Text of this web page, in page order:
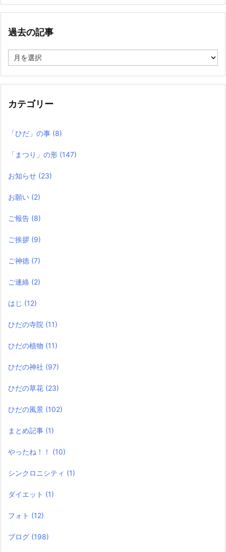
過去の記事
去
記
カテゴリー
「ひだ」の事 (8)
「まつり」の形 (147)
お知らせ (23)
お願い (2)
ご報告 (8)
ご挨拶 (9)
ご神徳 (7)
ご連絡 (2)
はじ (12)
ひだの寺院 (11)
ひだの植物 (11)
ひだの神社 (97)
ひだの草花 (23)
ひだの風景 (102)
まとめ記事 (1)
やったね！！ (10)
シンクロニシティ (1)
ダイエット (1)
フォト (12)
ブログ (198)